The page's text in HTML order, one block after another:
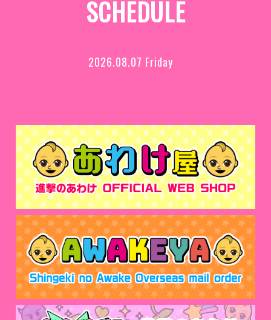
SCHEDULE
2026.08.07 Friday